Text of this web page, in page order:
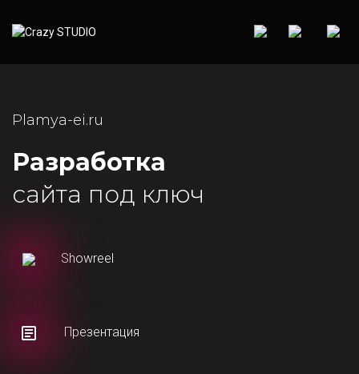
Plamya-ei.ru
Разработка
сайта под ключ
Showreel
Презентация